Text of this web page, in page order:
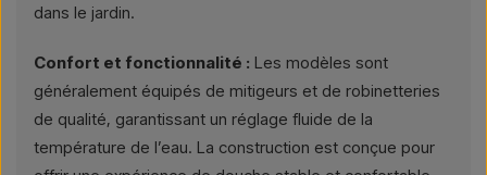
dans le jardin.
Confort et fonctionnalité : Les modèles sont
généralement équipés de mitigeurs et de robinetteries
de qualité, garantissant un réglage fluide de la
température de l’eau. La construction est conçue pour